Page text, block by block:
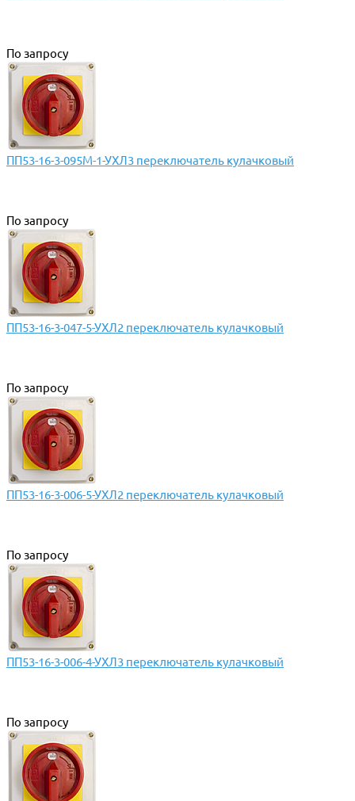
По запросу
ПП53-16-3-095М-1-УХЛ3 переключатель кулачковый
По запросу
ПП53-16-3-047-5-УХЛ2 переключатель кулачковый
По запросу
ПП53-16-3-006-5-УХЛ2 переключатель кулачковый
По запросу
ПП53-16-3-006-4-УХЛ3 переключатель кулачковый
По запросу